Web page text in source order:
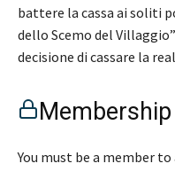
battere la cassa ai soliti
dello Scemo del
decisione di cassare la
Membership
You must be a member